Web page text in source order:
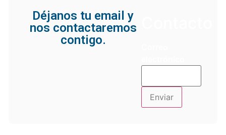
Déjanos tu email y
nos contactaremos
contigo.